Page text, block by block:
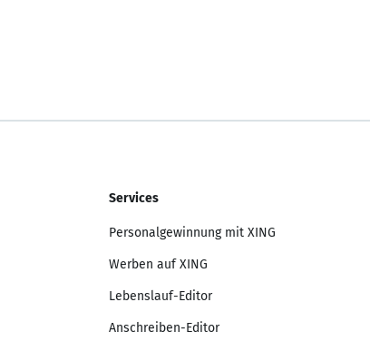
Services
Personalgewinnung mit XING
Werben auf XING
Lebenslauf-Editor
Anschreiben-Editor